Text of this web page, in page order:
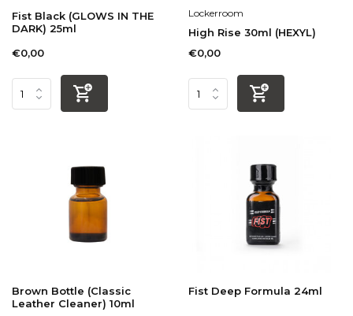
Fist Black (GLOWS IN THE
DARK) 25ml
€0,00
Lockerroom
High Rise 30ml (HEXYL)
€0,00
Brown Bottle (Classic
Leather Cleaner) 10ml
Fist Deep Formula 24ml